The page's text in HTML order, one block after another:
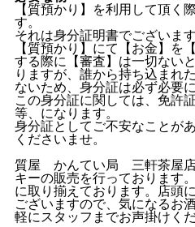
【質預かり】を利用して頂く
す。
それは身分証明書でございます
【質預かり】にて【お金】を
する際に【審査】は一切ない
りますが、誰から持ち込まれ
ないため、身分証は必ず必要に
この身分証に関しては、免許
等、になります。
身分証としてご不安なことが
くださいませ。
質屋 かんてい局 三軒茶屋店
キーの販売を行っております
に取り揃えております。店頭
ございますので、気になるお
軽にスタッフまでお声掛けく